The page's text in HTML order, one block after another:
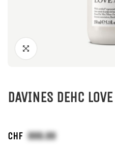
DAVINES DEHC
CHF